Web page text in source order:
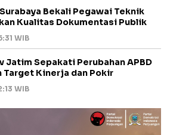
Bekali Pegawai Teknik
Kualitas Dokumentasi Publik
WIB
Jatim Sepakati Perubahan APBD
Target Kinerja dan Pokir
WIB